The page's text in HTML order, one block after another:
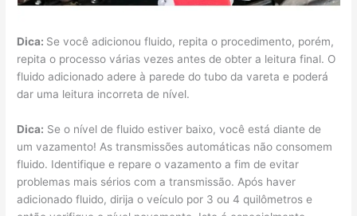
Dica: Se você adicionou fluido, repita o procedimento, porém,
repita o processo várias vezes antes de obter a leitura final. O
fluido adicionado adere à parede do tubo da vareta e poderá
dar uma leitura incorreta de nível.
Dica: Se o nível de fluido estiver baixo, você está diante de
um vazamento! As transmissões automáticas não consomem
fluido. Identifique e repare o vazamento a fim de evitar
problemas mais sérios com a transmissão. Após haver
adicionado fluido, dirija o veículo por 3 ou 4 quilômetros e